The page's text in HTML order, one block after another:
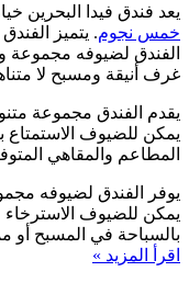
يعد فندق فيدا البحرين
خمس نجوم. يتميز
الفندق لضيوفه مجموعة
غرف أنيقة ومسبح لا
يقدم الفندق مجموعة
يمكن للضيوف الاستمتاع
المطاعم والمقاهي
يوفر الفندق لضيوفه
يمكن للضيوف الاسترخاء
بالسباحة في المسبح أو
اقرأ المزيد »